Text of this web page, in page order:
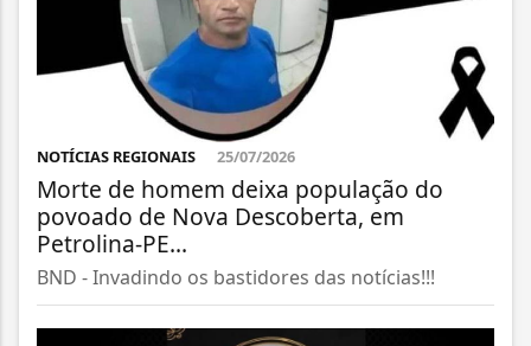
NOTÍCIAS REGIONAIS 25/07/2026
Morte de homem deixa população do
povoado de Nova Descoberta, em
Petrolina-PE...
BND - Invadindo os bastidores das notícias!!!